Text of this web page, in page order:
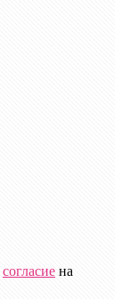
согласие на